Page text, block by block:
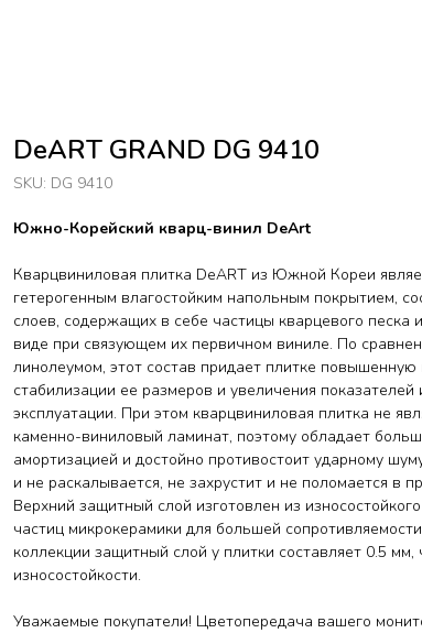
DeART GRAND DG 9410
SKU: DG 9410
Южно-Корейский кварц-винил DeArt
Кварцвиниловая плитка DeART из Южной Кореи
гетерогенным влагостойким напольным покрытием,
слоев, содержащих в себе частицы кварцевого песка
виде при связующем их первичном виниле. По
линолеумом, этот состав придает плитке повышенную
стабилизации ее размеров и увеличения показателей
эксплуатации. При этом кварцвиниловая плитка не
каменно-виниловый ламинат, поэтому обладает
амортизацией и достойно противостоит ударному
и не раскалывается, не захрустит и не поломается в
Верхний защитный слой изготовлен из
частиц микрокерамики для большей
коллекции защитный слой у плитки составляет 0.5 мм,
износостойкости.
Уважаемые покупатели! Цветопередача вашего